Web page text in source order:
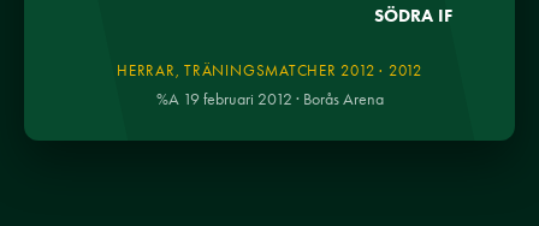
SÖDRA IF
HERRAR, TRÄNINGSMATCHER 2012 · 2012
%A 19 februari 2012 · Borås Arena